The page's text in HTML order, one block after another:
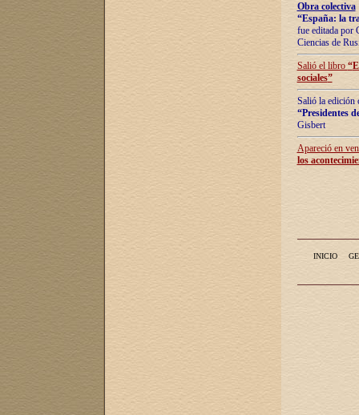
Obra colectiva
“España: la
fue editada por
Ciencias de
Salió el libro “
sociales”
Salió la edición
“Presidentes
Gisbert
Apareció en
los
INICIO